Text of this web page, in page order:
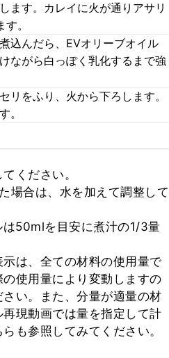
ます。カレイに火が通りアサリ
。
込んだら、EVオリーブオイル
ながら白っぽく乳化するまで強
リをふり、火から下ろします。
。
ください。
場合は、水を加えて調整して
50mlを目安に煮汁の1/3量
は、全ての材料の使用量で
使用量により変動しますの
い。また、分量が適量の材
現動画では量を指定して計
も参照してみてください。